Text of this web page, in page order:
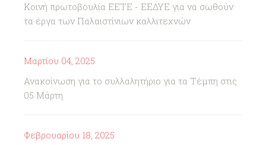
Κοινή πρωτοβουλία ΕΕΤΕ - ΕΕΔΥΕ για να σωθούν
τα έργα των Παλαιστίνιων καλλιτεχνών
Μαρτίου 04, 2025
Ανακοίνωση για το συλλαλητήριο για τα Τέμπη στις
05 Μάρτη
Φεβρουαρίου 18, 2025